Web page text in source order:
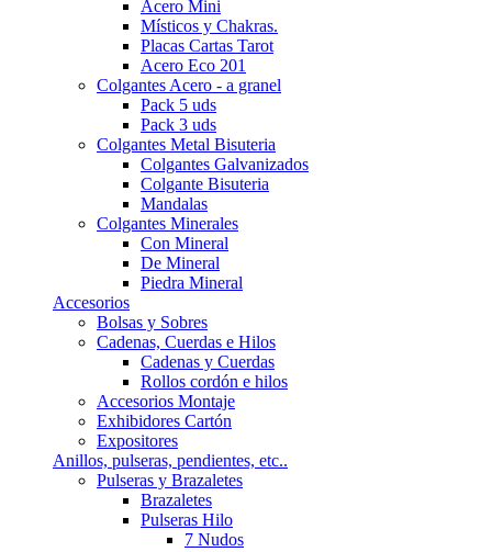
Acero Mini
Místicos y Chakras.
Placas Cartas Tarot
Acero Eco 201
Colgantes Acero - a granel
Pack 5 uds
Pack 3 uds
Colgantes Metal Bisuteria
Colgantes Galvanizados
Colgante Bisuteria
Mandalas
Colgantes Minerales
Con Mineral
De Mineral
Piedra Mineral
Accesorios
Bolsas y Sobres
Cadenas, Cuerdas e Hilos
Cadenas y Cuerdas
Rollos cordón e hilos
Accesorios Montaje
Exhibidores Cartón
Expositores
Anillos, pulseras, pendientes, etc..
Pulseras y Brazaletes
Brazaletes
Pulseras Hilo
7 Nudos